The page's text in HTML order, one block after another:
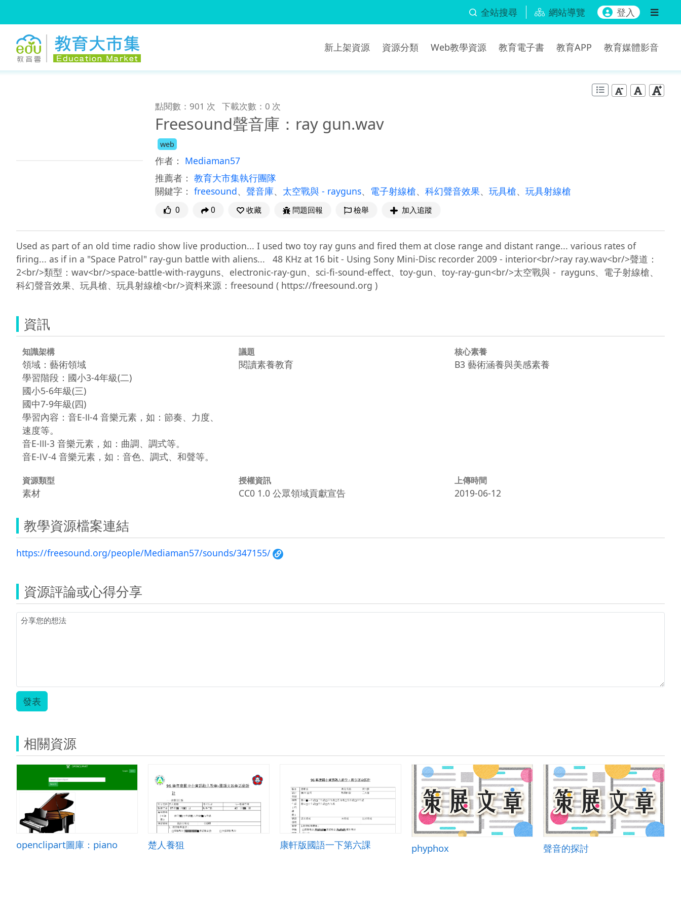
全站搜尋 網站導覽 登入
新上架資源 資源分類 Web教學資源 教育電子書 教育APP 教育媒體影音
點閱數：901 次 下載次數：0 次
Freesound聲音庫：ray gun.wav
web
作者： Mediaman57
推薦者： 教育大市集執行團隊
關鍵字： freesound、 聲音庫、 太空戰與 - rayguns、 電子射線槍、 科幻聲音效果、 玩具槍、 玩具射線槍
0 0 收藏 問題回報 檢舉 加入追蹤
Used as part of an old time radio show live production... I used two toy ray guns and fired them at close range and distant range... various rates of
firing... as if in a "Space Patrol" ray-gun battle with aliens...   48 KHz at 16 bit - Using Sony Mini-Disc recorder 2009 - interior<br/>ray ray.wav<br/>聲道：
2<br/>類型：wav<br/>space-battle-with-rayguns、electronic-ray-gun、sci-fi-sound-effect、toy-gun、toy-ray-gun<br/>太空戰與 -  rayguns、電子射線槍、
資訊
知識架構
領域：藝術領域
學習階段：國小3-4年級(二)
國小5-6年級(三)
國中7-9年級(四)
學習內容：音E-Ⅱ-4 音樂元素，如：節奏、力度、
速度等。
音E-Ⅲ-3 音樂元素，如：曲調、調式等。
音E-Ⅳ-4 音樂元素，如：音色、調式、和聲等。
議題
閱讀素養教育
核心素養
B3 藝術涵養與美感素養
資源類型
素材
授權資訊
CC0 1.0 公眾領域貢獻宣告
上傳時間
2019-06-12
教學資源檔案連結
https://freesound.org/people/Mediaman57/sounds/347155/
資源評論或心得分享
發表
相關資源
openclipart圖庫：piano 楚人養狙 康軒版國語一下第六課 phyphox 聲音的探討